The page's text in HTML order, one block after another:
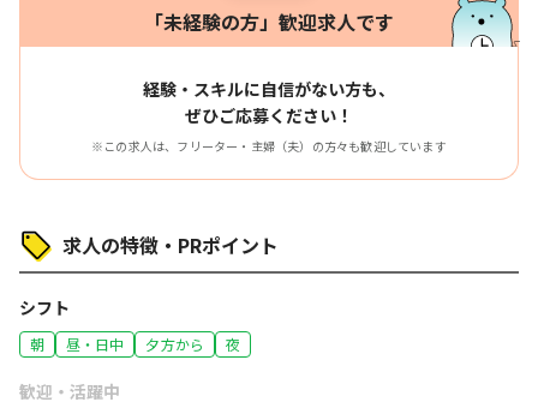
「未経験の方」歓迎求人です
経験・スキルに自信がない方も、
ぜひご応募ください！
※この求人は、フリーター・主婦（夫）の方々も歓迎しています
求人の特徴・PRポイント
シフト
朝 昼・日中 夕方から 夜
歓迎・活躍中